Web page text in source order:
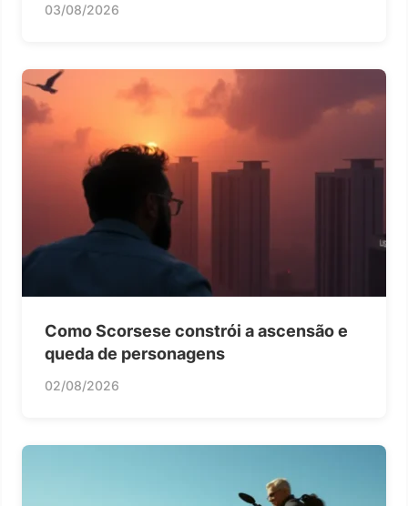
03/08/2026
Como Scorsese constrói a ascensão e
queda de personagens
02/08/2026